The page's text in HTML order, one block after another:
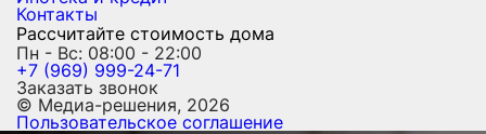
Контакты
Рассчитайте стоимость дома
Пн - Вс: 08:00 - 22:00
+7 (969) 999-24-71
Заказать звонок
© Медиа-решения, 2026
Пользовательское соглашение